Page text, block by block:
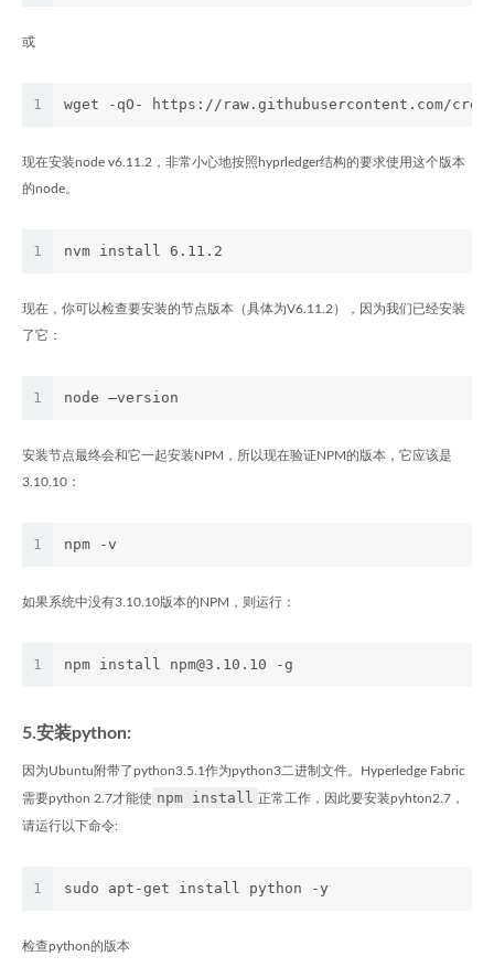
或
1 wget -qO- https://raw.githubusercontent.com/
现在安装node v6.11.2，非常小心地按照hyprledger结构的要求使用这个版本
的node。
1 nvm install 6.11.2
现在，你可以检查要安装的节点版本（具体为V6.11.2），因为我们已经安装
了它：
1 node –version
安装节点最终会和它一起安装NPM，所以现在验证NPM的版本，它应该是
3.10.10：
1 npm -v
如果系统中没有3.10.10版本的NPM，则运行：
1 npm install npm@3.10.10 -g
5.安装python:
因为Ubuntu附带了python3.5.1作为python3二进制文件。Hyperledge Fabric
需要python 2.7才能使 npm install 正常工作，因此要安装pyhton2.7，
请运行以下命令:
1 sudo apt-get install python -y
检查python的版本